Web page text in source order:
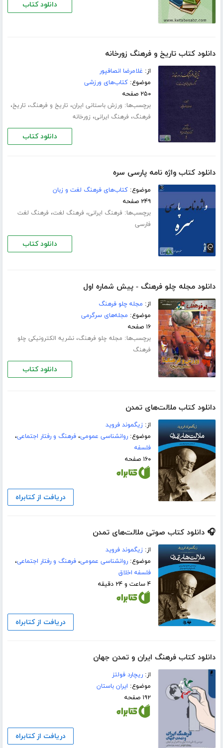
دانلود کتاب
دانلود کتاب تاریخ و فرهنگ زورخانه
از: غلامرضا انصافپور
موضوع:کتاب‌های ورزشی
۲۵۰ صفحه
برچسب‌ها: ورزش باستانی ایران، تاریخ و فرهنگ، تاریخ،
فرهنگ، فرهنگ ایرانی، زورخانه
دانلود کتاب
دانلود کتاب واژه نامه پارسی سره
موضوع:کتاب‌های فرهنگ لغت و زبان
۲۴۹ صفحه
برچسب‌ها: فرهنگ ایرانی، فرهنگ لغت، فرهنگ لغت
فارسی
دانلود کتاب
دانلود مجله چلو فرهنگ - پیش شماره اول
از: مجله چلو فرهنگ
موضوع: مجله‌های سرگرمی
۱۶ صفحه
برچسب‌ها: مجله چلو فرهنگ،نشریه الکترونیکی چلو
فرهنگ
دانلود کتاب
دانلود کتاب ملالت‌های تمدن
از:زیگموند فروید
موضوع:روانشناسی عمومی،فرهنگ و رفتار اجتماعی،
فلسفه
۱۶۰ صفحه
دریافت از کتابراه
🎧 دانلود کتاب صوتی ملالت‌های تمدن
از:زیگموند فروید
موضوع:روانشناسی عمومی،فرهنگ و رفتار اجتماعی،
فلسفه اخلاق
۴ ساعت و ۲۴ دقیقه
دریافت از کتابراه
دانلود کتاب فرهنگ ایران و تمدن جهان
از:ریچارد فولتز
موضوع: ایران باستان
۱۹۲ صفحه
دریافت از کتابراه